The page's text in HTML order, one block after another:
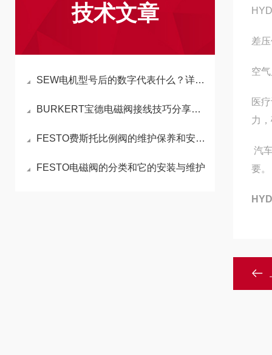
技术文章
SEW电机型号后的数字代表什么？详解电机型号数字含义
BURKERT宝德电磁阀接线技巧分享，轻松实现正确安装
FESTO费斯托比例阀的维护保养和安装使用应注意事项
FESTO电磁阀的分类和它的安装与维护
差
空
医
力
汽
要。